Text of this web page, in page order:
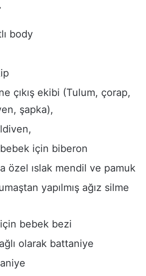
body
çıkış ekibi (Tulum, çorap,
şapka),
için biberon
özel ıslak mendil ve pamuk
yapılmış ağız silme
bebek bezi
olarak battaniye